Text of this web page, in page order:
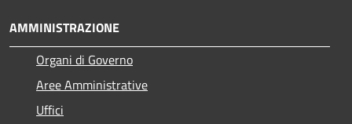
AMMINISTRAZIONE
Organi di Governo
Aree Amministrative
Uffici